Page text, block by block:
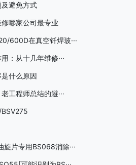
避免方式
哪家公司最专业
600D在真空钎焊玻···
：从十几年维修···
什么原因
工程师总结的避···
片专用BS068消除···